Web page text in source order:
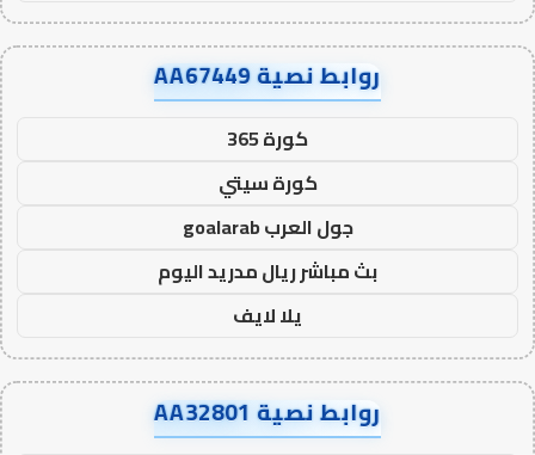
روابط نصية AA67449
كورة 365
كورة سيتي
جول العرب goalarab
بث مباشر ريال مدريد اليوم
يلا لايف
روابط نصية AA32801